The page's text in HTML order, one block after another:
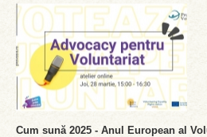
Cum sună 2025 - Anul European al